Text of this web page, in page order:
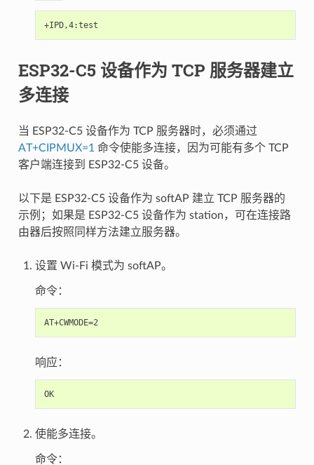
ESP32-C5 设备作为 TCP 服务器建立
多连接
当 ESP32-C5 设备作为 TCP 服务器时，必须通过
AT+CIPMUX=1 命令使能多连接，因为可能有多个 TCP
客户端连接到 ESP32-C5 设备。
以下是 ESP32-C5 设备作为 softAP 建立 TCP 服务器的
示例；如果是 ESP32-C5 设备作为 station，可在连接路
由器后按照同样方法建立服务器。
设置 Wi-Fi 模式为 softAP。
命令：
AT+CWMODE=2
响应：
OK
使能多连接。
命令：